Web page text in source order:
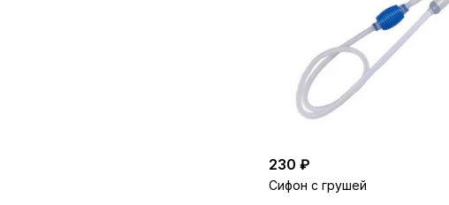
230 ₽
Сифон с грушей